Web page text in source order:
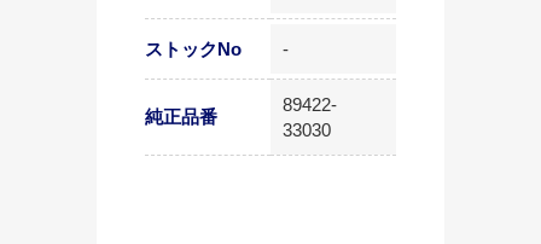
ストックNo -
純正品番
89422-
33030